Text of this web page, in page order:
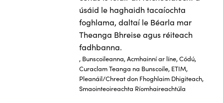
úsáid le haghaidh tacaíochta
foghlama, daltaí le Béarla mar
Theanga Bhreise agus réiteach
fadhbanna.
, Bunscoileanna, Acmhainní ar líne, Códú,
Curaclam Teanga na Bunscoile, ETIM,
Pleanáil/Chreat don Fhoghlaim Dhigiteach,
Smaointeoireachta Ríomhaireachtúla